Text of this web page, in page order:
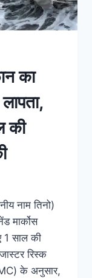
का
की
नाम तिनो)
मार्कोस
1 साल की
रिस्क
के अनुसार,